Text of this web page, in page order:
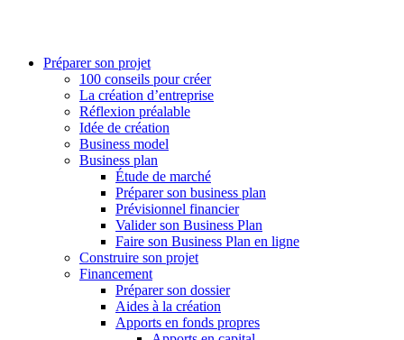
Préparer son projet
100 conseils pour créer
La création d’entreprise
Réflexion préalable
Idée de création
Business model
Business plan
Étude de marché
Préparer son business plan
Prévisionnel financier
Valider son Business Plan
Faire son Business Plan en ligne
Construire son projet
Financement
Préparer son dossier
Aides à la création
Apports en fonds propres